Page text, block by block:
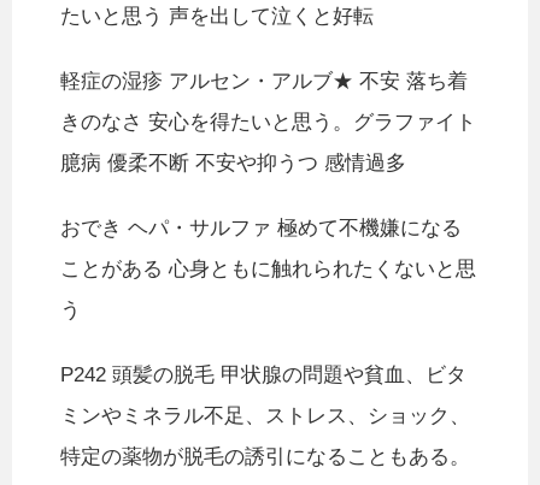
たいと思う 声を出して泣くと好転
軽症の湿疹 アルセン・アルブ★ 不安 落ち着
きのなさ 安心を得たいと思う。グラファイト
臆病 優柔不断 不安や抑うつ 感情過多
おでき ヘパ・サルファ 極めて不機嫌になる
ことがある 心身ともに触れられたくないと思
う
P242 頭髪の脱毛 甲状腺の問題や貧血、ビタ
ミンやミネラル不足、ストレス、ショック、
特定の薬物が脱毛の誘引になることもある。